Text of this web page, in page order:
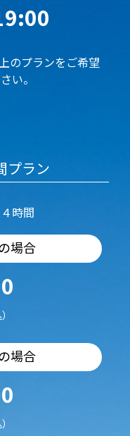
のプランをご希望
い。
プラン
時間
場合
場合